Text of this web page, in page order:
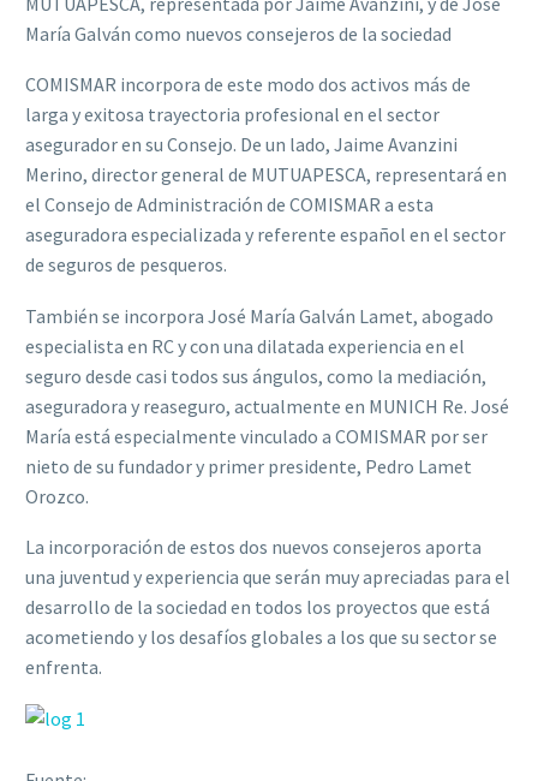
María Galván como nuevos consejeros de la sociedad
COMISMAR incorpora de este modo dos activos más de
larga y exitosa trayectoria profesional en el sector
asegurador en su Consejo. De un lado, Jaime Avanzini
Merino, director general de MUTUAPESCA, representará en
el Consejo de Administración de COMISMAR a esta
aseguradora especializada y referente español en el sector
de seguros de pesqueros.
También se incorpora José María Galván Lamet, abogado
especialista en RC y con una dilatada experiencia en el
seguro desde casi todos sus ángulos, como la mediación,
aseguradora y reaseguro, actualmente en MUNICH Re. José
María está especialmente vinculado a COMISMAR por ser
nieto de su fundador y primer presidente, Pedro Lamet
Orozco.
La incorporación de estos dos nuevos consejeros aporta
una juventud y experiencia que serán muy apreciadas para el
desarrollo de la sociedad en todos los proyectos que está
acometiendo y los desafíos globales a los que su sector se
enfrenta.